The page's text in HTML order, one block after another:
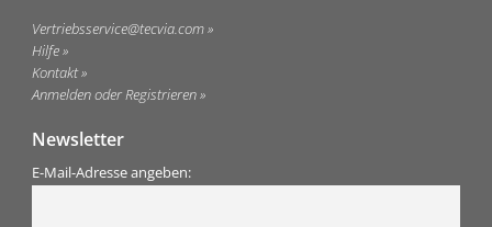
Vertriebsservice@tecvia.com
Hilfe
Kontakt
Anmelden oder Registrieren
Newsletter
E-Mail-Adresse angeben: